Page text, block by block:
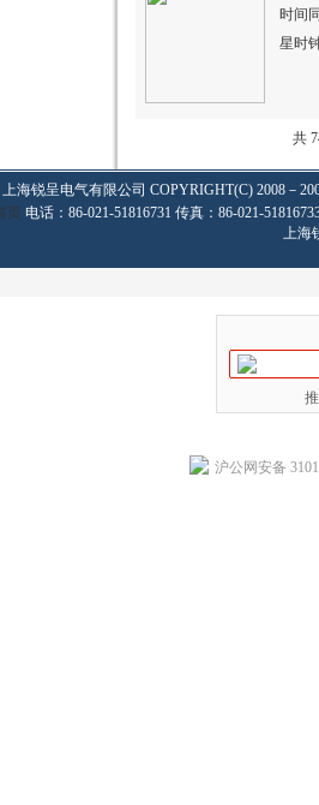
时间
星时
共
上海锐呈电气有限公司 COPYRIGHT(C) 2008－
页 电话：86-021-51816731 传真：86-021-
上海
沪公网安备